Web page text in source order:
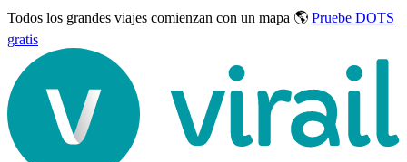
Todos los grandes viajes comienzan con un mapa 🌎 Pruebe DOTS
gratis